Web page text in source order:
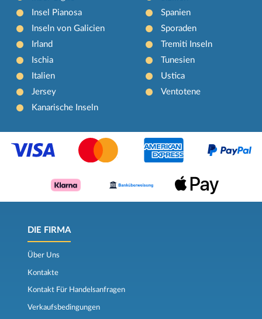
Insel Pianosa
Inseln von Galicien
Irland
Ischia
Italien
Jersey
Kanarische Inseln
Spanien
Sporaden
Tremiti Inseln
Tunesien
Ustica
Ventotene
DIE FIRMA
Über Uns
Kontakte
Kontakt Für Handelsanfragen
Verkaufsbedingungen